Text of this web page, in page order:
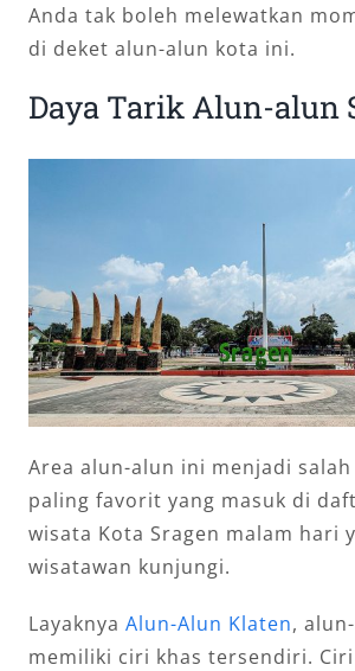
Anda tak boleh melewatkan
di deket alun-alun kota ini.
Daya Tarik Alun-alun
Area alun-alun ini menjadi
paling favorit yang masuk di
wisata Kota Sragen malam hari
wisatawan kunjungi.
Layaknya Alun-Alun Klaten,
memiliki ciri khas tersendiri.